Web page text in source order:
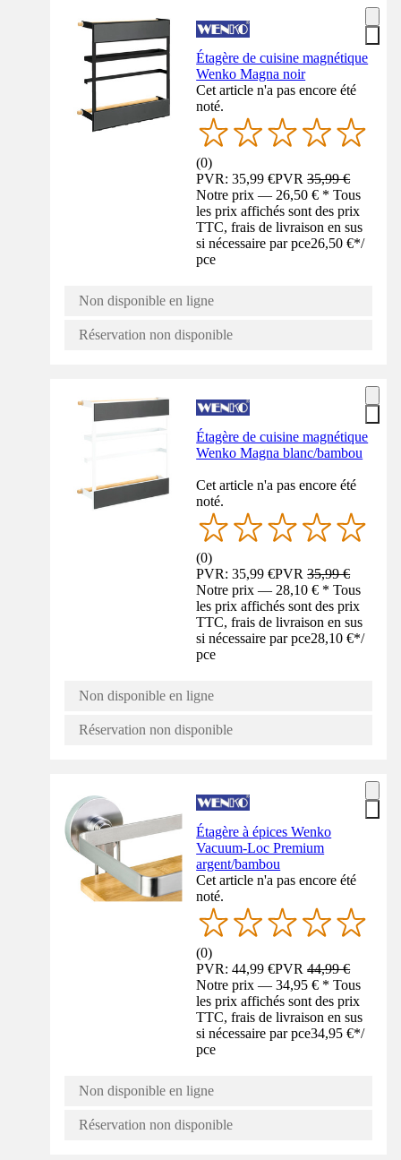
Étagère de cuisine magnétique
Wenko Magna noir
Cet article n'a pas encore été
noté.
(0)
PVR: 35,99 €PVR35,99 €
Notre prix — 26,50 € * Tous
les prix affichés sont des prix
TTC, frais de livraison en sus
si nécessaire par pce26,50 €*/
pce
Non disponible en ligne
Réservation non disponible
Étagère de cuisine magnétique
Wenko Magna blanc/bambou
Cet article n'a pas encore été
noté.
(0)
PVR: 35,99 €PVR35,99 €
Notre prix — 28,10 € * Tous
les prix affichés sont des prix
TTC, frais de livraison en sus
si nécessaire par pce28,10 €*/
pce
Non disponible en ligne
Réservation non disponible
Étagère à épices Wenko
Vacuum-Loc Premium
argent/bambou
Cet article n'a pas encore été
noté.
(0)
PVR: 44,99 €PVR44,99 €
Notre prix — 34,95 € * Tous
les prix affichés sont des prix
TTC, frais de livraison en sus
si nécessaire par pce34,95 €*/
pce
Non disponible en ligne
Réservation non disponible